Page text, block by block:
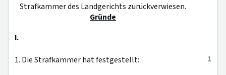
Strafkammer des Landgerichts zurückverwiesen.
Gründe
I.
1
1. Die Strafkammer hat festgestellt: